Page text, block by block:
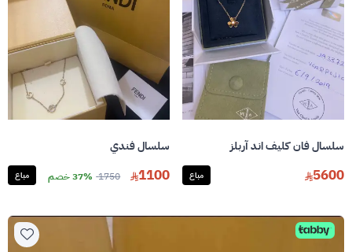
سلسال فان كليف اند آربلز
5600 مباع
سلسال فندي
1100
1750 37% خصم مباع